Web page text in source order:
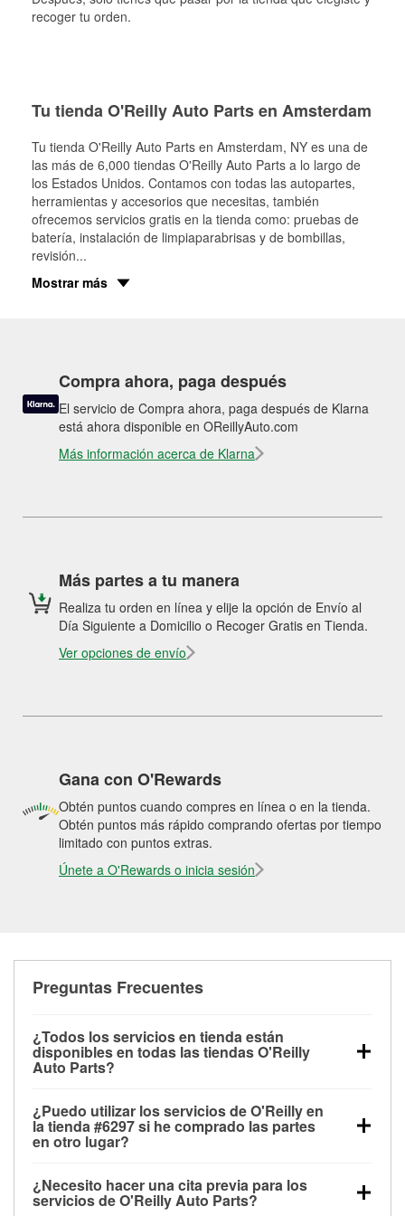
recoger tu orden.
Tu tienda O'Reilly Auto Parts en Amsterdam
Tu tienda O'Reilly Auto Parts en Amsterdam, NY es una de
las más de 6,000 tiendas O'Reilly Auto Parts a lo largo de
los Estados Unidos. Contamos con todas las autopartes,
herramientas y accesorios que necesitas, también
ofrecemos servicios gratis en la tienda como: pruebas de
batería, instalación de limpiaparabrisas y de bombillas,
revisión...
Mostrar más
Compra ahora, paga después
El servicio de Compra ahora, paga después de Klarna
está ahora disponible en OReillyAuto.com
Más información acerca de Klarna
Más partes a tu manera
Realiza tu orden en línea y elije la opción de Envío al
Día Siguiente a Domicilio o Recoger Gratis en Tienda.
Ver opciones de envío
Gana con O'Rewards
Obtén puntos cuando compres en línea o en la tienda.
Obtén puntos más rápido comprando ofertas por tiempo
limitado con puntos extras.
Únete a O'Rewards o inicia sesión
Preguntas Frecuentes
¿Todos los servicios en tienda están
disponibles en todas las tiendas O'Reilly
Auto Parts?
las pruebas de batería, pruebas de alternador y
motor de arranque, revisión de la luz “Check Engine”
con O'Reilly VeriScan® e instalación de
limpiaparabrisas o bombillas, están disponibles en
todas las tiendas O'Reilly Auto Parts. La tienda
¿Puedo utilizar los servicios de O'Reilly en
la tienda #6297 si he comprado las partes
en otro lugar?
de O'Reilly Auto Parts que estén disponibles en la
¿Necesito hacer una cita previa para los
servicios de O'Reilly Auto Parts?